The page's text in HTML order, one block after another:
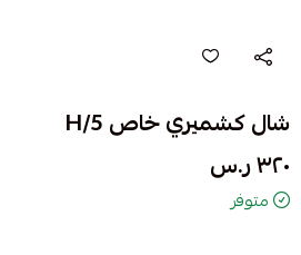
شال كشميري خاص H/5
٣٢٠ ر.س
متوفر